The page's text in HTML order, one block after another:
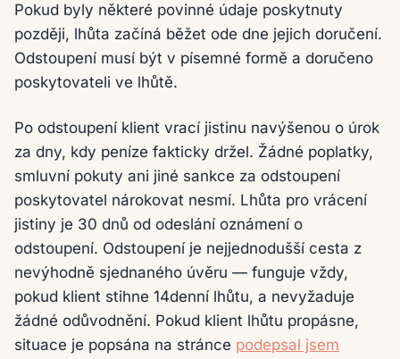
Pokud byly některé povinné údaje poskytnuty
později, lhůta začíná běžet ode dne jejich doručení.
Odstoupení musí být v písemné formě a doručeno
poskytovateli ve lhůtě.
Po odstoupení klient vrací jistinu navýšenou o úrok
za dny, kdy peníze fakticky držel. Žádné poplatky,
smluvní pokuty ani jiné sankce za odstoupení
poskytovatel nárokovat nesmí. Lhůta pro vrácení
jistiny je 30 dnů od odeslání oznámení o
odstoupení. Odstoupení je nejjednodušší cesta z
nevýhodně sjednaného úvěru — funguje vždy,
pokud klient stihne 14denní lhůtu, a nevyžaduje
žádné odůvodnění. Pokud klient lhůtu propásne,
situace je popsána na stránce podepsal jsem